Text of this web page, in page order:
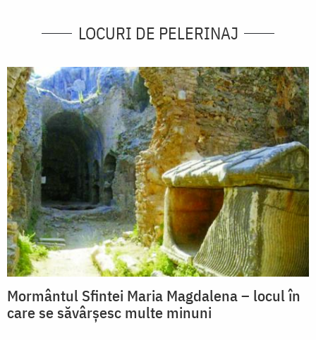
LOCURI DE PELERINAJ
Mormântul Sfintei Maria Magdalena – locul în
care se săvârșesc multe minuni